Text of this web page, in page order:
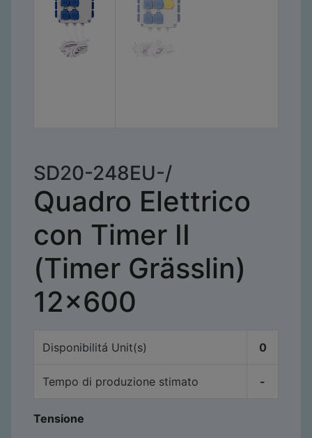
SD20-248EU-/
Quadro Elettrico
con Timer II
(Timer Grässlin)
12x600
Disponibilitá Unit(s) 0
Tempo di produzione stimato -
Tensione